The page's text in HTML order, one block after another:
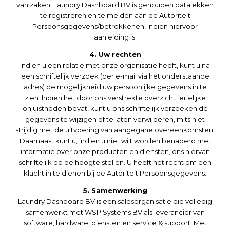
van zaken. Laundry Dashboard BV is gehouden datalekken
te registreren en te melden aan de Autoriteit
Persoonsgegevens/betrokkenen, indien hiervoor
aanleiding is.
4. Uw rechten
Indien u een relatie met onze organisatie heeft, kunt u na
een schriftelijk verzoek (per e-mail via het onderstaande
adres) de mogelijkheid uw persoonlijke gegevens in te
zien. Indien het door ons verstrekte overzicht feitelijke
onjuistheden bevat, kunt u ons schriftelijk verzoeken de
gegevens te wijzigen of te laten verwijderen, mits niet
strijdig met de uitvoering van aangegane overeenkomsten.
Daarnaast kunt u, indien u niet wilt worden benaderd met
informatie over onze producten en diensten, ons hiervan
schriftelijk op de hoogte stellen. U heeft het recht om een
klacht in te dienen bij de Autoriteit Persoonsgegevens.
5. Samenwerking
Laundry Dashboard BV is een salesorganisatie die volledig
samenwerkt met WSP Systems BV als leverancier van
software, hardware, diensten en service & support. Met